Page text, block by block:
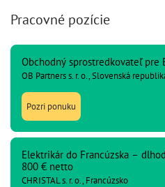
Pracovné pozície
Obchodný sprostredkovateľ pre
OB Partners s. r. o., Slovenská
Pozri ponuku
Elektrikár do Francúzska –
800 € netto
CHRISTAL s. r. o., Francúzsko